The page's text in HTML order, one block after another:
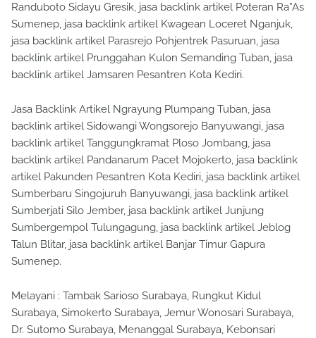
Randuboto Sidayu Gresik, jasa backlink artikel Poteran Ra”As
Sumenep, jasa backlink artikel Kwagean Loceret Nganjuk,
jasa backlink artikel Parasrejo Pohjentrek Pasuruan, jasa
backlink artikel Prunggahan Kulon Semanding Tuban, jasa
backlink artikel Jamsaren Pesantren Kota Kediri.
Jasa Backlink Artikel Ngrayung Plumpang Tuban, jasa
backlink artikel Sidowangi Wongsorejo Banyuwangi, jasa
backlink artikel Tanggungkramat Ploso Jombang, jasa
backlink artikel Pandanarum Pacet Mojokerto, jasa backlink
artikel Pakunden Pesantren Kota Kediri, jasa backlink artikel
Sumberbaru Singojuruh Banyuwangi, jasa backlink artikel
Sumberjati Silo Jember, jasa backlink artikel Junjung
Sumbergempol Tulungagung, jasa backlink artikel Jeblog
Talun Blitar, jasa backlink artikel Banjar Timur Gapura
Sumenep.
Melayani : Tambak Sarioso Surabaya, Rungkut Kidul
Surabaya, Simokerto Surabaya, Jemur Wonosari Surabaya,
Dr. Sutomo Surabaya, Menanggal Surabaya, Kebonsari